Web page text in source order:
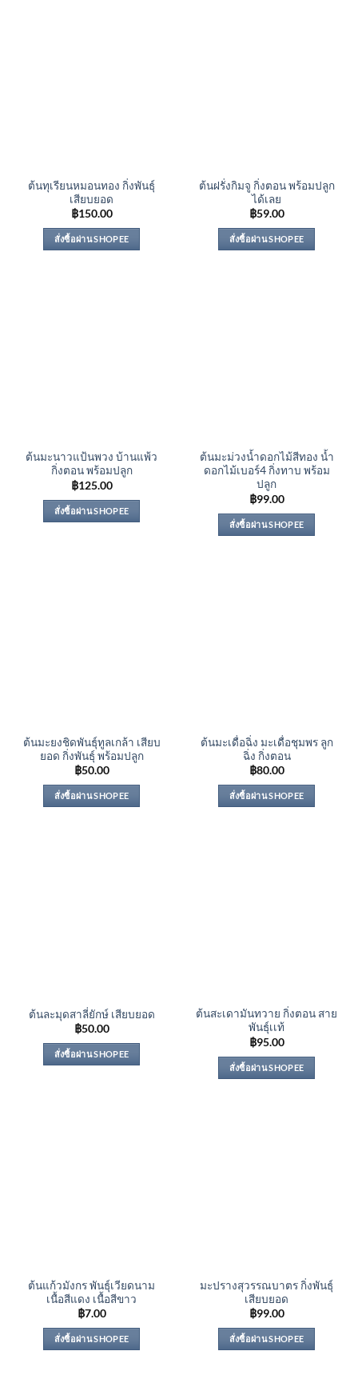
ต้นทุเรียนหมอนทอง กิ่งพันธุ์
เสียบยอด
฿150.00
สั่งซื้อผ่าน SHOPEE
ต้นฝรั่งกิมจู กิ่งตอน พร้อมปลูก
ได้เลย
฿59.00
สั่งซื้อผ่าน SHOPEE
ต้นมะนาวแป้นพวง บ้านแพ้ว
กิ่งตอน พร้อมปลูก
฿125.00
สั่งซื้อผ่าน SHOPEE
ต้นมะม่วงน้ำดอกไม้สีทอง น้ำ
ดอกไม้เบอร์4 กิ่งทาบ พร้อม
ปลูก
฿99.00
สั่งซื้อผ่าน SHOPEE
ต้นมะยงชิดพันธุ์ทูลเกล้า เสียบ
ยอด กิ่งพันธุ์ พร้อมปลูก
฿50.00
สั่งซื้อผ่าน SHOPEE
ต้นมะเดื่อฉิ่ง มะเดื่อชุมพร ลูก
ฉิ่ง กิ่งตอน
฿80.00
สั่งซื้อผ่าน SHOPEE
ต้นละมุดสาลี่ยักษ์ เสียบยอด
฿50.00
สั่งซื้อผ่าน SHOPEE
ต้นสะเดามันทวาย กิ่งตอน สาย
พันธุ์เเท้
฿95.00
สั่งซื้อผ่าน SHOPEE
ต้นแก้วมังกร พันธุ์เวียดนาม
เนื้อสีแดง เนื้อสีขาว
฿7.00
สั่งซื้อผ่าน SHOPEE
มะปรางสุวรรณบาตร กิ่งพันธุ์
เสียบยอด
฿99.00
สั่งซื้อผ่าน SHOPEE